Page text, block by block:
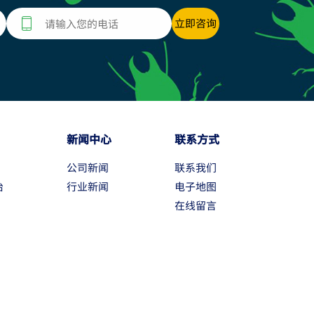
新闻中心
公司新闻
行业新闻
联系方式
联系我们
电子地图
在线留言